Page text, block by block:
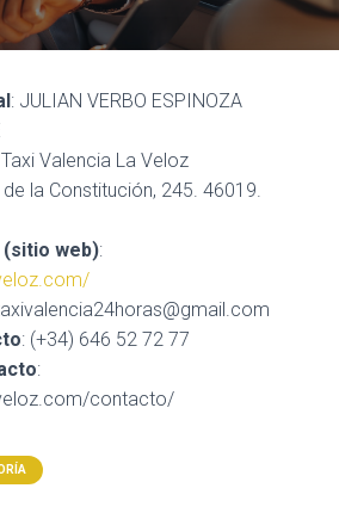
E
A
: JULIAN VERBO ESPINOZA
Taxi Valencia La Veloz
de la Constitución, 245. 46019.
(sitio web):
: (+34) 646 52 72 77
:
contacto/